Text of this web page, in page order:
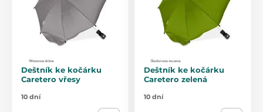
Deštník ke kočárku
Caretero vřesy
10 dní
Deštník ke kočárku
Caretero zelená
10 dní